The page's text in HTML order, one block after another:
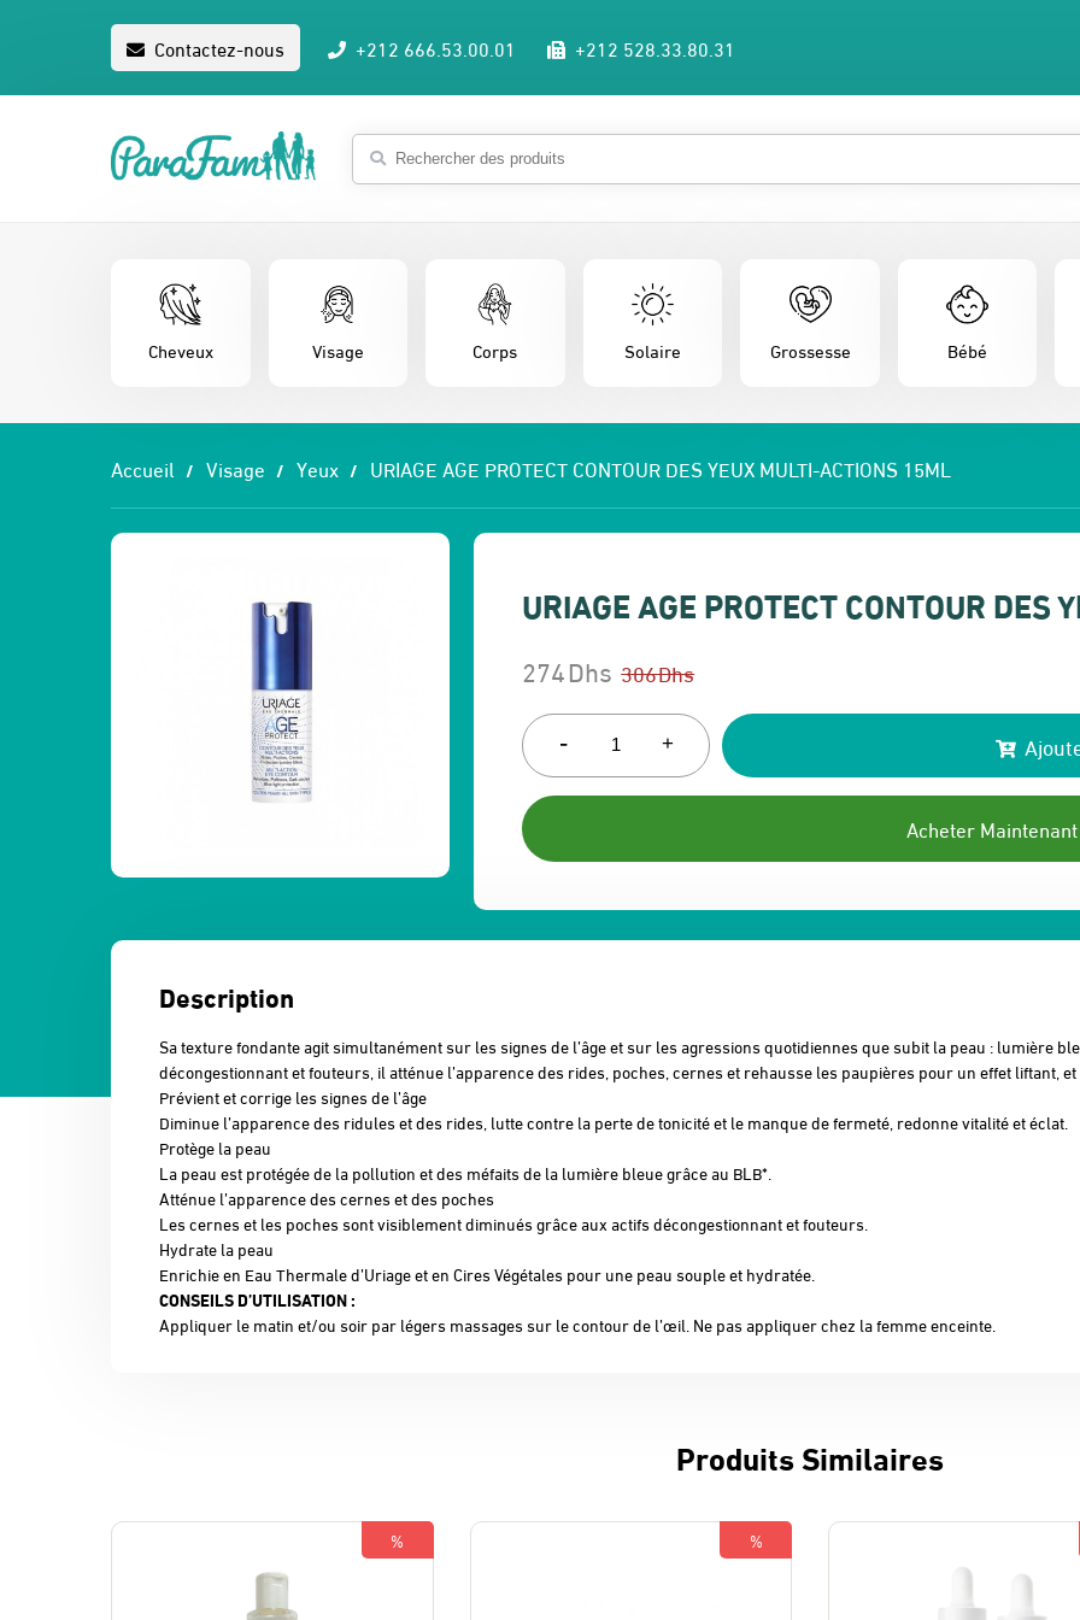
Contactez-nous +212 666.53.00.01 +212 528.33.80.31
Cheveux Visage Corps Solaire Grossesse Bébé
Accueil Visage Yeux URIAGE AGE PROTECT CONTOUR DES YEUX MULTI-ACTIONS 15ML
URIAGE AGE PROTECT CONTOUR DES
306Dhs
Le
prix
initial
était :
306 Dhs.
274Dhs
Le
prix
actuel
est :
274 Dhs.
- +
Acheter Maintenant
Description
Sa texture fondante agit simultanément sur les signes de l’âge et sur les agressions quotidiennes que subit la peau : lumière
décongestionnant et fouteurs, il atténue l’apparence des rides, poches, cernes et rehausse les paupières pour un effet liftant,
Prévient et corrige les signes de l’âge
Diminue l’apparence des ridules et des rides, lutte contre la perte de tonicité et le manque de fermeté, redonne vitalité et éclat.
Protège la peau
La peau est protégée de la pollution et des méfaits de la lumière bleue grâce au BLB*.
Atténue l’apparence des cernes et des poches
Les cernes et les poches sont visiblement diminués grâce aux actifs décongestionnant et fouteurs.
Hydrate la peau
Enrichie en Eau Thermale d’Uriage et en Cires Végétales pour une peau souple et hydratée.
CONSEILS D’UTILISATION :
Appliquer le matin et/ou soir par légers massages sur le contour de l’œil. Ne pas appliquer chez la femme enceinte.
Produits Similaires
% %